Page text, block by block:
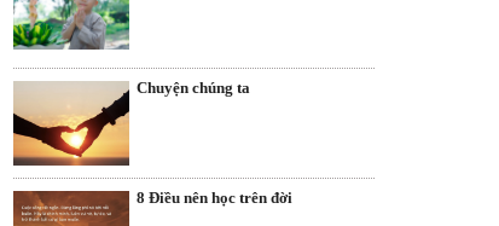
Chuyện chúng ta
8 Điều nên học trên đời